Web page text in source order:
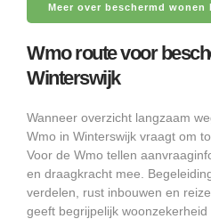
Meer over beschermd wonen
Wmo route voor
Winterswijk
Wanneer overzicht langzaam
Wmo in Winterswijk vraagt om
Voor de Wmo tellen
en draagkracht mee.
verdelen, rust inbouwen en
geeft begrijpelijk